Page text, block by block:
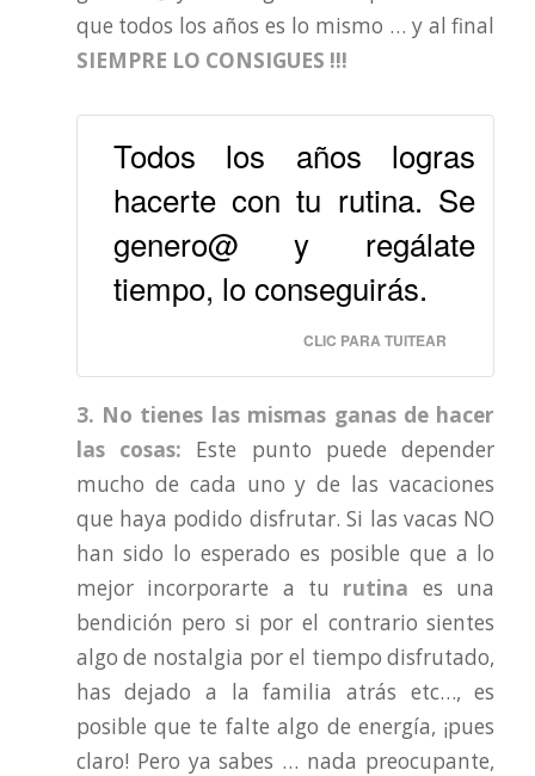
que todos los años es lo mismo … y al final
SIEMPRE LO CONSIGUES !!!
Todos los años logras
hacerte con tu rutina. Se
genero@ y regálate
tiempo, lo conseguirás.
CLIC PARA TUITEAR
3. No tienes las mismas ganas de hacer
las cosas: Este punto puede depender
mucho de cada uno y de las vacaciones
que haya podido disfrutar. Si las vacas NO
han sido lo esperado es posible que a lo
mejor incorporarte a tu rutina es una
bendición pero si por el contrario sientes
algo de nostalgia por el tiempo disfrutado,
has dejado a la familia atrás etc…, es
posible que te falte algo de energía, ¡pues
claro! Pero ya sabes … nada preocupante,